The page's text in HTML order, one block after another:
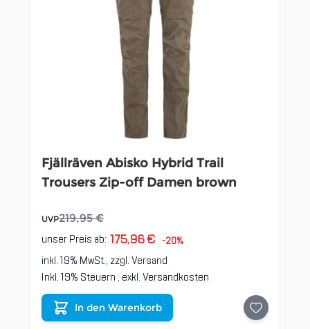
Fjällräven Abisko Hybrid Trail
Trousers Zip-off Damen brown
UVP219,95 €
unser Preis ab: 175,96 € -20%
inkl. 19% MwSt., zzgl.Versand
Inkl. 19% Steuern , exkl.Versandkosten
In den Warenkorb